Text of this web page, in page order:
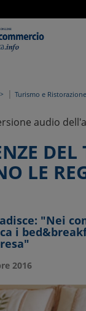
| Turismo e Ristorazione
audio
LE
"Nei
i
2016